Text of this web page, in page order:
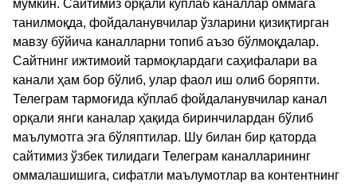
мумкин. Сайтимиз орқали кўплаб каналлар оммага
танилмоқда, фойдаланувчилар ўзларини қизиқтирган
мавзу бўйича каналларни топиб аъзо бўлмоқдалар.
Сайтнинг ижтимоий тармоқлардаги саҳифалари ва
канали ҳам бор бўлиб, улар фаол иш олиб боряпти.
Телеграм тармоғида кўплаб фойдаланувчилар канал
орқали янги каналар ҳақида биринчилардан бўлиб
маълумотга эга бўляптилар. Шу билан бир қаторда
сайтимиз ўзбек тилидаги Телеграм каналларининг
оммалашишига, сифатли маълумотлар ва контентнинг